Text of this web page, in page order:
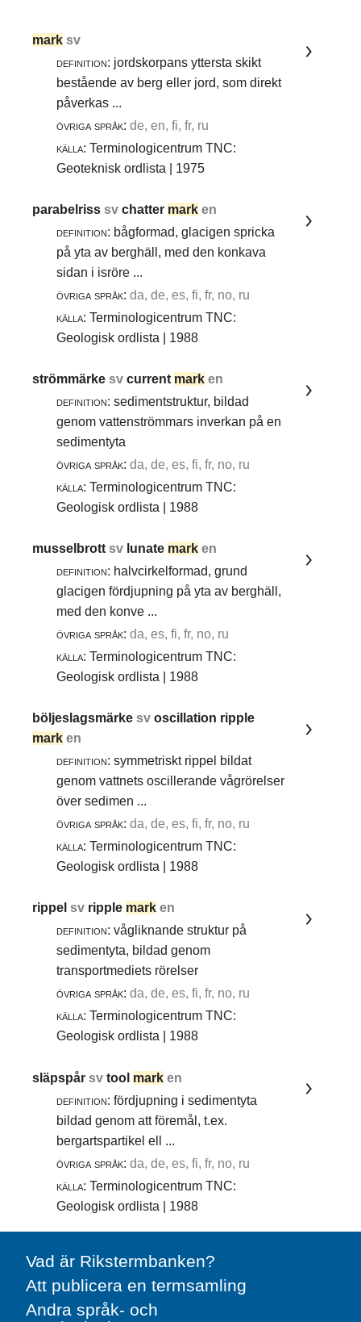
mark sv
definition: jordskorpans yttersta skikt
bestående av berg eller jord, som direkt
påverkas ...
övriga språk: de, en, fi, fr, ru
källa: Terminologicentrum TNC:
Geoteknisk ordlista | 1975
parabelrisssvchatter mark en
definition: bågformad, glacigen spricka
på yta av berghäll, med den konkava
sidan i isröre ...
övriga språk: da, de, es, fi, fr, no, ru
källa: Terminologicentrum TNC:
Geologisk ordlista | 1988
strömmärkesvcurrent mark en
definition: sedimentstruktur, bildad
genom vattenströmmars inverkan på en
sedimentyta
övriga språk: da, de, es, fi, fr, no, ru
källa: Terminologicentrum TNC:
Geologisk ordlista | 1988
musselbrottsv lunate mark en
definition: halvcirkelformad, grund
glacigen fördjupning på yta av berghäll,
med den konve ...
övriga språk: da, es, fi, fr, no, ru
källa: Terminologicentrum TNC:
Geologisk ordlista | 1988
böljeslagsmärkesvoscillation ripple
mark en
definition: symmetriskt rippel bildat
genom vattnets oscillerande vågrörelser
över sedimen ...
övriga språk: da, de, es, fi, fr, no, ru
källa: Terminologicentrum TNC:
Geologisk ordlista | 1988
rippelsv ripple mark en
definition: vågliknande struktur på
sedimentyta, bildad genom
transportmediets rörelser
övriga språk: da, de, es, fi, fr, no, ru
källa: Terminologicentrum TNC:
Geologisk ordlista | 1988
släpspårsvtool mark en
definition: fördjupning i sedimentyta
bildad genom att föremål, t.ex.
bergartspartikel ell ...
övriga språk: da, de, es, fi, fr, no, ru
källa: Terminologicentrum TNC:
Geologisk ordlista | 1988
Vad är Rikstermbanken?
Att publicera en termsamling
Andra språk- och